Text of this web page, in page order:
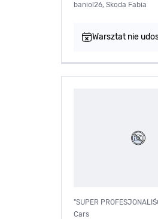
baniol26, Skoda Fabia
Warsztat nie
"SUPER
Cars